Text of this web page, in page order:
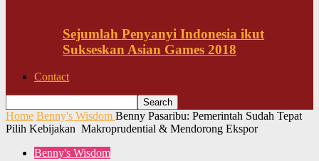
Sejumlah Penyanyi Indonesia ikut
Sukseskan Asian Games 2018
Contact
Home Benny's Wisdom Benny Pasaribu: Pemerintah Sudah Tepat
Pilih Kebijakan Makroprudential & Mendorong Ekspor
Benny's Wisdom